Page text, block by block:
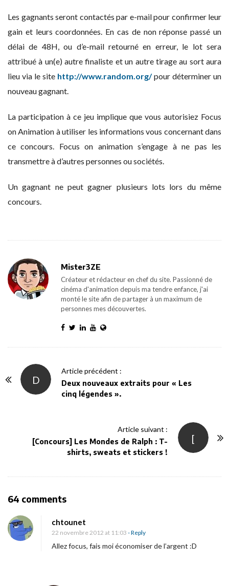
Les gagnants seront contactés par e-mail pour confirmer leur
gain et leurs coordonnées. En cas de non réponse passé un
délai de 48H, ou d’e-mail retourné en erreur, le lot sera
attribué à un(e) autre finaliste et un autre tirage au sort aura
lieu via le site http://www.random.org/pour déterminer un
nouveau gagnant.
La participation à ce jeu implique que vous autorisiez Focus
on Animation à utiliser les informations vous concernant dans
ce concours. Focus on animation s’engage à ne pas les
transmettre à d’autres personnes ou sociétés.
Un gagnant ne peut gagner plusieurs lots lors du même
concours.
Mister3ZE
Créateur et rédacteur en chef du site. Passionné de
cinéma d'animation depuis ma tendre enfance, j'ai
monté le site afin de partager à un maximum de
personnes mes découvertes.
D
Article précédent :
Deux nouveaux extraits pour « Les
cinq légendes ».
[
Article suivant :
[Concours] Les Mondes de Ralph : T-
shirts, sweats et stickers !
64 commentsO
[
chtounet
22 novembre 2012 at 11:03 - Reply
Allez focus, fais moi économiser de l’argent :D